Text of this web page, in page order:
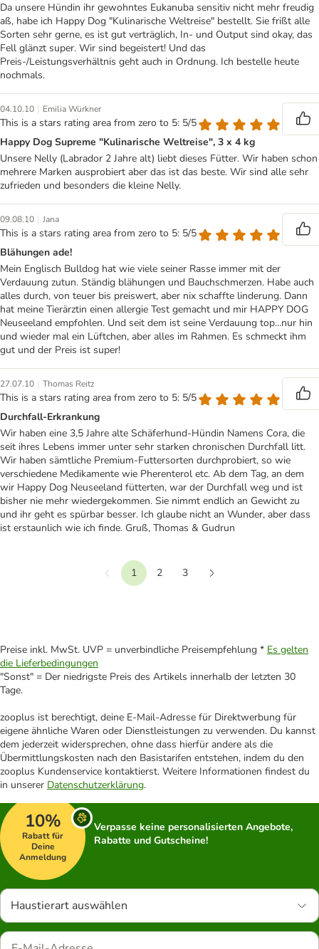
Da unsere Hündin ihr gewohntes Eukanuba sensitiv nicht mehr freudig
aß, habe ich Happy Dog "Kulinarische Weltreise" bestellt. Sie frißt alle
Sorten sehr gerne, es ist gut verträglich, In- und Output sind okay, das
Fell glänzt super. Wir sind begeistert! Und das
Preis-/Leistungsverhältnis geht auch in Ordnung. Ich bestelle heute
nochmals.
04.10.10 | Emilia Würkner
This is a stars rating area from zero to 5: 5/5
Happy Dog Supreme "Kulinarische Weltreise", 3 x 4 kg
Unsere Nelly (Labrador 2 Jahre alt) liebt dieses Fütter. Wir haben schon
mehrere Marken ausprobiert aber das ist das beste. Wir sind alle sehr
zufrieden und besonders die kleine Nelly.
09.08.10 | Jana
This is a stars rating area from zero to 5: 5/5
Blähungen ade!
Mein Englisch Bulldog hat wie viele seiner Rasse immer mit der
Verdauung zutun. Ständig blähungen und Bauchschmerzen. Habe auch
alles durch, von teuer bis preiswert, aber nix schaffte linderung. Dann
hat meine Tierärztin einen allergie Test gemacht und mir HAPPY DOG
Neuseeland empfohlen. Und seit dem ist seine Verdauung top...nur hin
und wieder mal ein Lüftchen, aber alles im Rahmen. Es schmeckt ihm
gut und der Preis ist super!
27.07.10 | Thomas Reitz
This is a stars rating area from zero to 5: 5/5
Durchfall-Erkrankung
Wir haben eine 3,5 Jahre alte Schäferhund-Hündin Namens Cora, die
seit ihres Lebens immer unter sehr starken chronischen Durchfall litt.
Wir haben sämtliche Premium-Futtersorten durchprobiert, so wie
verschiedene Medikamente wie Pherenterol etc. Ab dem Tag, an dem
wir Happy Dog Neuseeland fütterten, war der Durchfall weg und ist
bisher nie mehr wiedergekommen. Sie nimmt endlich an Gewicht zu
und ihr geht es spürbar besser. Ich glaube nicht an Wunder, aber dass
ist erstaunlich wie ich finde. Gruß, Thomas & Gudrun
Vorherige
1 2
3
Preise inkl. MwSt. UVP = unverbindliche Preisempfehlung * Es gelten
die Lieferbedingungen
"Sonst" = Der niedrigste Preis des Artikels innerhalb der letzten 30
Tage.
zooplus ist berechtigt, deine E-Mail-Adresse für Direktwerbung für
eigene ähnliche Waren oder Dienstleistungen zu verwenden. Du kannst
dem jederzeit widersprechen, ohne dass hierfür andere als die
Übermittlungskosten nach den Basistarifen entstehen, indem du den
zooplus Kundenservice kontaktierst. Weitere Informationen findest du
in unserer Datenschutzerklärung.
10%
Rabatt für
Deine
Anmeldung
Verpasse keine personalisierten Angebote,
Rabatte und Gutscheine!
Haustierart auswählen